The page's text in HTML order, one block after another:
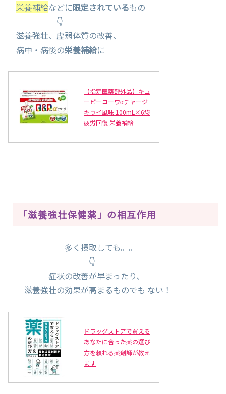
栄養補給などに限定されているもの
👇
滋養強壮、虚弱体質の改善、
病中・病後の栄養補給に
【指定医薬部外品】キュ
ーピーコーワαチャージ
キウイ風味 100mL×6袋
疲労回復 栄養補給
「滋養強壮保健薬」の相互作用
多く摂取しても。。
👇
症状の改善が早まったり、
滋養強壮の効果が高まるものでも ない！
ドラッグストアで買える
あなたに合った薬の選び
方を頼れる薬剤師が教え
ます